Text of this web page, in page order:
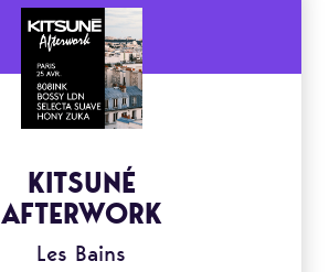
KITSUNÉ
AFTERWORK
Les Bains